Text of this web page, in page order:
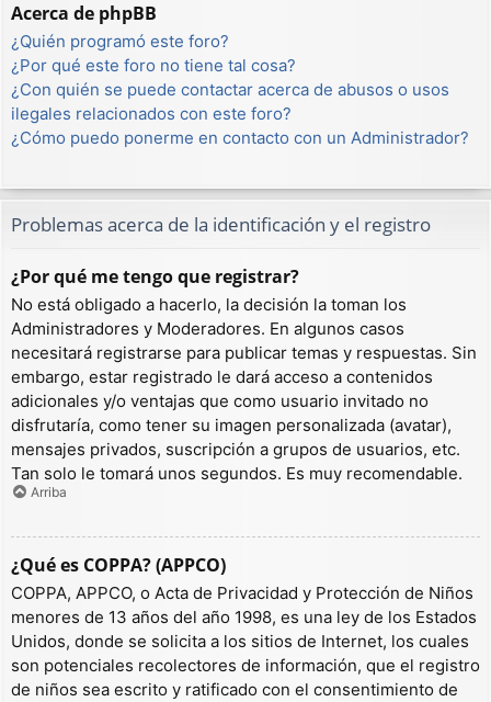
Acerca de phpBB
¿Quién programó este foro?
¿Por qué este foro no tiene tal cosa?
¿Con quién se puede contactar acerca de abusos o usos
ilegales relacionados con este foro?
¿Cómo puedo ponerme en contacto con un Administrador?
Problemas acerca de la identificación y el registro
¿Por qué me tengo que registrar?
No está obligado a hacerlo, la decisión la toman los
Administradores y Moderadores. En algunos casos
necesitará registrarse para publicar temas y respuestas. Sin
embargo, estar registrado le dará acceso a contenidos
adicionales y/o ventajas que como usuario invitado no
disfrutaría, como tener su imagen personalizada (avatar),
mensajes privados, suscripción a grupos de usuarios, etc.
Tan solo le tomará unos segundos. Es muy recomendable.
Arriba
¿Qué es COPPA? (APPCO)
COPPA, APPCO, o Acta de Privacidad y Protección de Niños
menores de 13 años del año 1998, es una ley de los Estados
Unidos, donde se solicita a los sitios de Internet, los cuales
son potenciales recolectores de información, que el registro
de niños sea escrito y ratificado con el consentimiento de